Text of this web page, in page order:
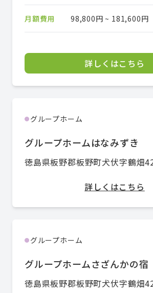
月額費用 98,800円 ~ 181,600円
詳しくはこちら
● グループホーム
グループホームはなみずき
徳島県板野郡板野町犬伏字鶴畑
詳しくはこちら
● グループホーム
グループホームさざんかの宿
徳島県板野郡板野町犬伏字鶴畑